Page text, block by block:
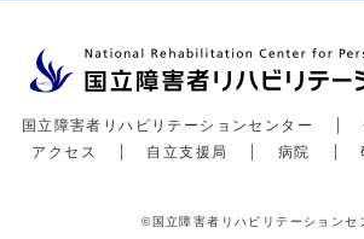
国立障害者リハビリテーションセンター
アクセス
自立支援局 病院
©国立障害者リハビリテーションセ